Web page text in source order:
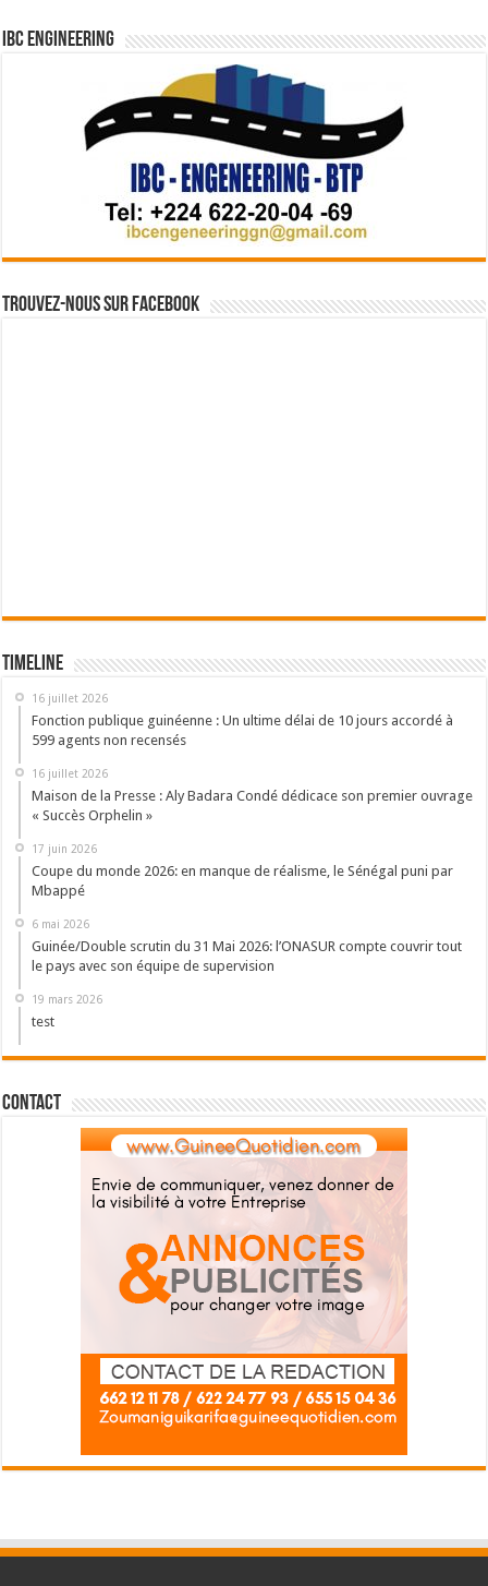
IBC Engineering
Trouvez-nous sur Facebook
Timeline
16 juillet 2026
Fonction publique guinéenne : Un ultime délai de 10 jours accordé à
599 agents non recensés
16 juillet 2026
Maison de la Presse : Aly Badara Condé dédicace son premier ouvrage
« Succès Orphelin »
17 juin 2026
Coupe du monde 2026: en manque de réalisme, le Sénégal puni par
Mbappé
6 mai 2026
Guinée/Double scrutin du 31 Mai 2026: l’ONASUR compte couvrir tout
le pays avec son équipe de supervision
19 mars 2026
test
Contact